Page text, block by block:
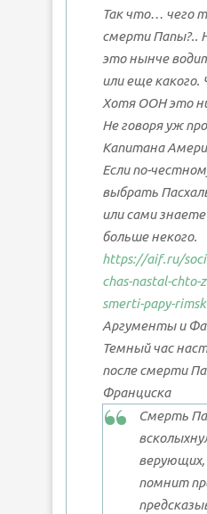
Так что… чего
смерти Папы?..
это нынче
или еще какого.
Хотя ООН это
Не говоря уж
Капитана
Если по-
выбрать
или сами
больше некого.
https://aif.ru/
chas-nastal-chto-
smerti-papy-
Аргументы и
Темный час
после смерти
Франциска
Смерть
помнит